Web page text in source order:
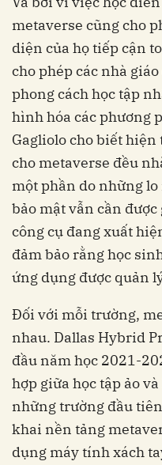
metaverse cũng cho
diện của họ tiếp cận
cho phép các nhà
phong cách học tập
hình hóa các phương
Gagliolo cho biết hiện
cho metaverse đều
một phần do những
bảo mật vẫn cần
công cụ đang xuất
đảm bảo rằng học
ứng dụng được quản
Đối với mỗi trường,
nhau. Dallas Hybrid
đầu năm học 2021-
hợp giữa học tập ảo
những trường đầu
khai nền tảng
dụng máy tính xách